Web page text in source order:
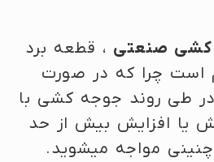
کشی صنعتی ، قطعه برد
است چرا که در صورت
طی روند جوجه کشی با
یا افزایش بیش از حد
مواجه میشوید.